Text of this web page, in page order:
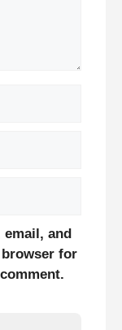
email, and
for